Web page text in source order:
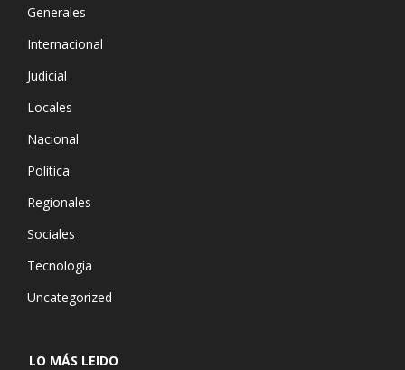
Generales
Internacional
Judicial
Locales
Nacional
Política
Regionales
Sociales
Tecnología
Uncategorized
LO MÁS LEIDO